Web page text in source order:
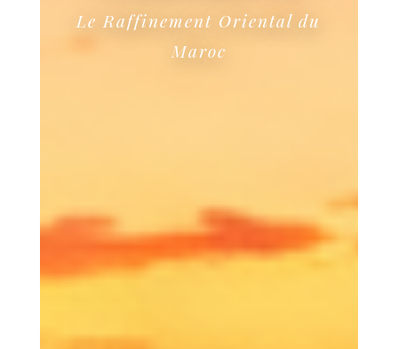
Le Raffinement Oriental du
Maroc